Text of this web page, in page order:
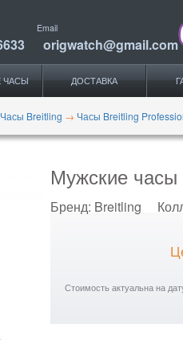
Email
origwatch@gmail.com
ЧАСЫ ДОСТАВКА
Часы Breitling → Часы Breitling
Мужские часы
Бренд: Breitling
Стоимость актуальна на